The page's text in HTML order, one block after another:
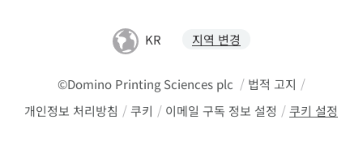
KR 지역 변경
©Domino Printing Sciences plc / 법적 고지 /
개인정보 처리방침 /쿠키 / 이메일 구독 정보 설정 /쿠키 설정